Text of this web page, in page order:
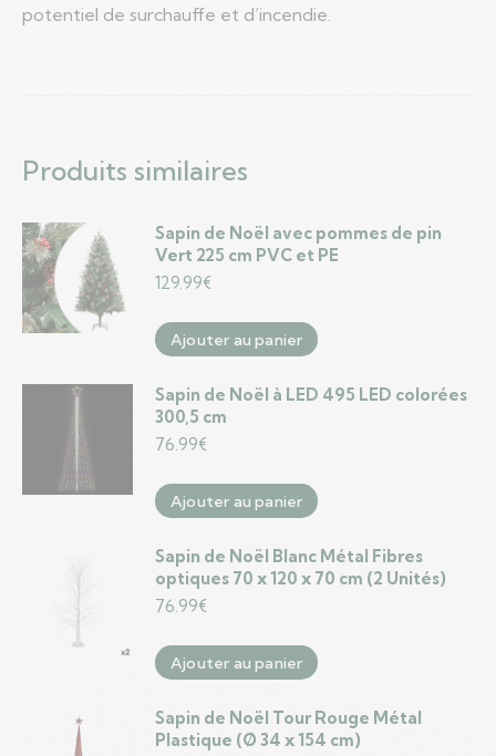
potentiel de surchauffe et d’incendie.
Produits similaires
Sapin de Noël avec pommes de pin
Vert 225 cm PVC et PE
129.99€
Ajouter au panier
Sapin de Noël à LED 495 LED colorées
300,5 cm
76.99€
Ajouter au panier
Sapin de Noël Blanc Métal Fibres
optiques 70 x 120 x 70 cm (2 Unités)
76.99€
Ajouter au panier
Sapin de Noël Tour Rouge Métal
Plastique (Ø 34 x 154 cm)